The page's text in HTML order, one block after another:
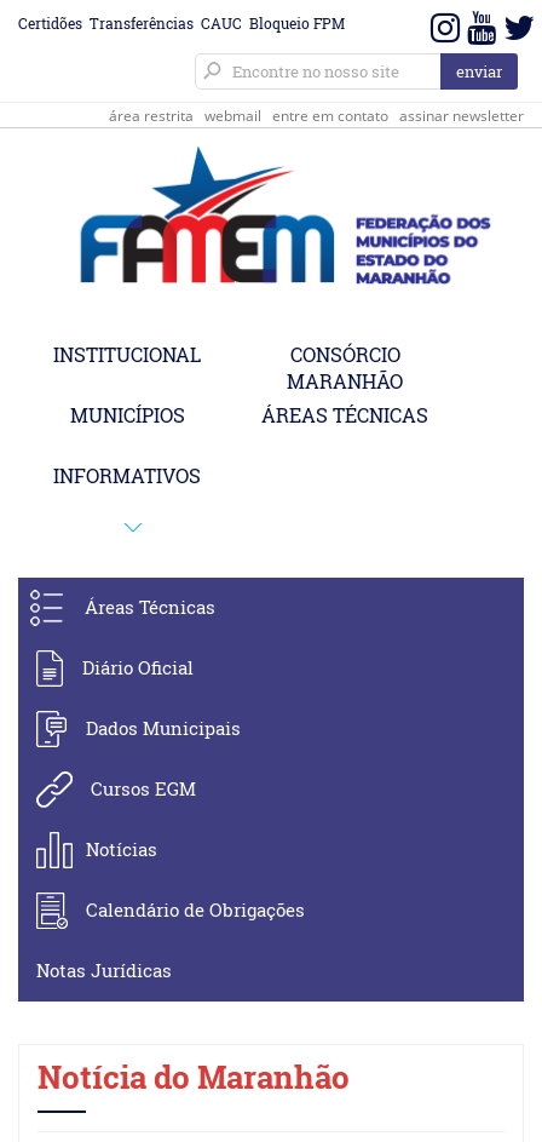
Certidões Transferências CAUC Bloqueio FPM
área restrita webmail entre em contato assinar newsletter
INSTITUCIONAL
CONSÓRCIO
MARANHÃO
MUNICÍPIOS
ÁREAS TÉCNICAS
INFORMATIVOS
Áreas Técnicas
Diário Oficial
Dados Municipais
Cursos EGM
Notícias
Calendário de Obrigações
Notas Jurídicas
Notícia do Maranhão